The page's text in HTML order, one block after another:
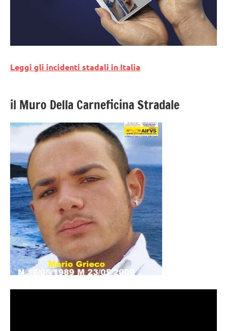
Leggi gli incidenti stadali in Italia
il Muro Della Carneficina Stradale